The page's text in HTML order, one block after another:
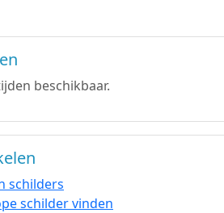
beschikbaar.
schilders
schilder vinden